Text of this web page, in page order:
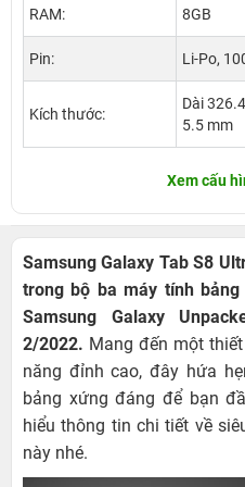
RAM: 8GB
Pin: Li-Po,
Kích thước:
Dài
5.5 mm
Xem cấu
Samsung Galaxy Tab S8
trong bộ ba máy tính
Samsung Galaxy
2/2022. Mang đến một
năng đỉnh cao, đây hứa
bảng xứng đáng để bạn
hiểu thông tin chi tiết về
này nhé.